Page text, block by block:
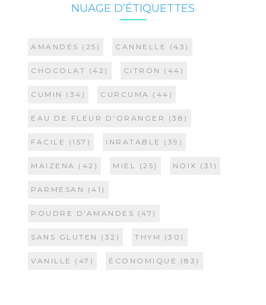
NUAGE D’ÉTIQUETTES
AMANDES (25) CANNELLE (43)
CHOCOLAT (42) CITRON (44)
CUMIN (34) CURCUMA (44)
EAU DE FLEUR D'ORANGER (38)
FACILE (157) INRATABLE (39)
MAIZENA (42) MIEL (25) NOIX (31)
PARMESAN (41)
POUDRE D'AMANDES (47)
SANS GLUTEN (32) THYM (30)
VANILLE (47) ÉCONOMIQUE (83)